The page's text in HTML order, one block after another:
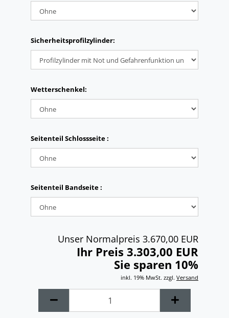
Sicherheitsprofilzylinder:
Wetterschenkel:
Seitenteil Schlossseite :
Seitenteil Bandseite :
Unser Normalpreis 3.670,00 EUR
Ihr Preis 3.303,00 EUR
Sie sparen 10%
inkl. 19% MwSt. zzgl. Versand